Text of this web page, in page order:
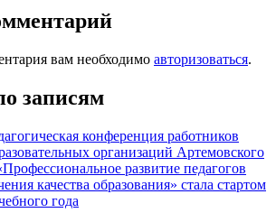
вам необходимо авторизоваться.
записям
конференция работников
организаций Артемовского
развитие педагогов
качества образования» стала стартом
года